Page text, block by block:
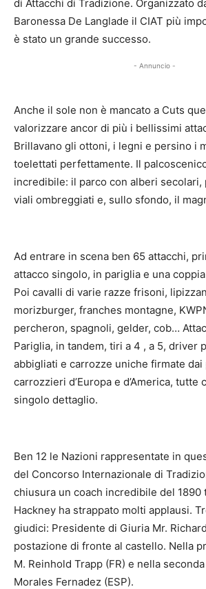
di Attacchi di Tradizione. Organizzato
Baronessa De Langlade il CIAT più
è stato un grande successo.
- Annuncio -
Anche il sole non è mancato a Cuts
valorizzare ancor di più i bellissimi
Brillavano gli ottoni, i legni e persino i
toelettati perfettamente. Il
incredibile: il parco con alberi secolari,
viali ombreggiati e, sullo sfondo, il
Ad entrare in scena ben 65 attacchi,
attacco singolo, in pariglia e una
Poi cavalli di varie razze frisoni,
morizburger, franches montagne,
percheron, spagnoli, gelder, cob…
Pariglia, in tandem, tiri a 4 , a 5, driver
abbigliati e carrozze uniche firmate
carrozzieri d’Europa e d’America, tutte
singolo dettaglio.
Ben 12 le Nazioni rappresentate in
del Concorso Internazionale di
chiusura un coach incredibile del 1890
Hackney ha strappato molti applausi.
giudici: Presidente di Giuria Mr.
postazione di fronte al castello. Nella
M. Reinhold Trapp (FR) e nella
Morales Fernadez (ESP).